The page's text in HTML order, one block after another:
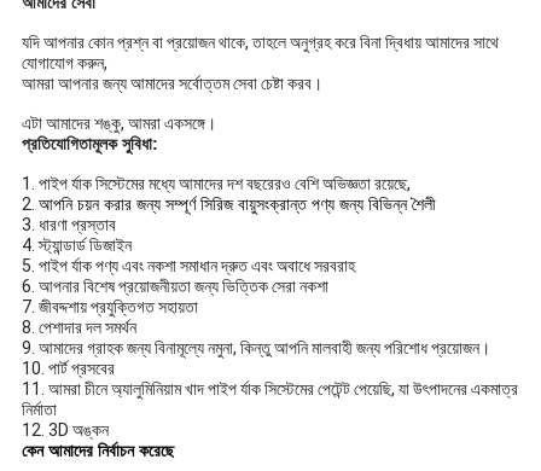
যদি আপনার কোন প্রশ্ন বা প্রয়োজন থাকে, তাহলে অনুগ্রহ করে বিনা দ্বিধায় আমাদের সাথে
যোগাযোগ করুন,
আমরা আপনার জন্য আমাদের সর্বোত্তম সেবা চেষ্টা করব।
এটা আমাদের শঙ্কু, আমরা একসঙ্গে।
প্রতিযোগিতামূলক সুবিধা:
1. পাইপ র্যাক সিস্টেমের মধ্যে আমাদের দশ বছরেরও বেশি অভিজ্ঞতা রয়েছে,
2. আপনি চয়ন করার জন্য সম্পূর্ণ সিরিজ বায়ুসংক্রান্ত পণ্য জন্য বিভিন্ন শৈলী
3. ধারণা প্রস্তাব
4. স্ট্যান্ডার্ড ডিজাইন
5. পাইপ র্যাক পণ্য এবং নকশা সমাধান দ্রুত এবং অবাধে সরবরাহ
6. আপনার বিশেষ প্রয়োজনীয়তা জন্য ভিত্তিক সেরা নকশা
7. জীবদ্দশায় প্রযুক্তিগত সহায়তা
8. পেশাদার দল সমর্থন
9. আমাদের গ্রাহক জন্য বিনামূল্যে নমুনা, কিন্তু আপনি মালবাহী জন্য পরিশোধ প্রয়োজন।
10. পার্ট প্রসবের
11. আমরা চীনে অ্যালুমিনিয়াম খাদ পাইপ র্যাক সিস্টেমের পেটেন্ট পেয়েছি, যা উৎপাদনের একমাত্র
নির্মাতা
12. 3D অঙ্কন
কেন আমাদের নির্বাচন করেছে